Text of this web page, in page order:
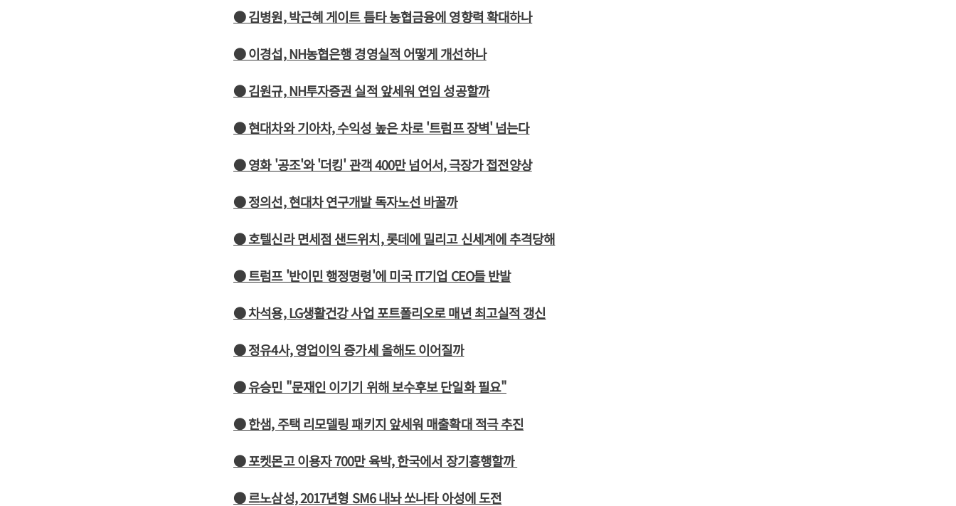
● 김병원, 박근혜 게이트 틈타 농협금융에 영향력 확대하나
● 이경섭, NH농협은행 경영실적 어떻게 개선하나
● 김원규, NH투자증권 실적 앞세워 연임 성공할까
● 현대차와 기아차, 수익성 높은 차로 '트럼프 장벽' 넘는다
● 영화 '공조'와 '더킹' 관객 400만 넘어서, 극장가 접전양상
● 정의선, 현대차 연구개발 독자노선 바꿀까
● 호텔신라 면세점 샌드위치, 롯데에 밀리고 신세계에 추격당해
● 트럼프 '반이민 행정명령'에 미국 IT기업 CEO들 반발
● 차석용, LG생활건강 사업 포트폴리오로 매년 최고실적 갱신
● 정유4사, 영업이익 증가세 올해도 이어질까
● 유승민 "문재인 이기기 위해 보수후보 단일화 필요"
● 한샘, 주택 리모델링 패키지 앞세워 매출확대 적극 추진
● 포켓몬고 이용자 700만 육박, 한국에서 장기흥행할까
● 르노삼성, 2017년형 SM6 내놔 쏘나타 아성에 도전